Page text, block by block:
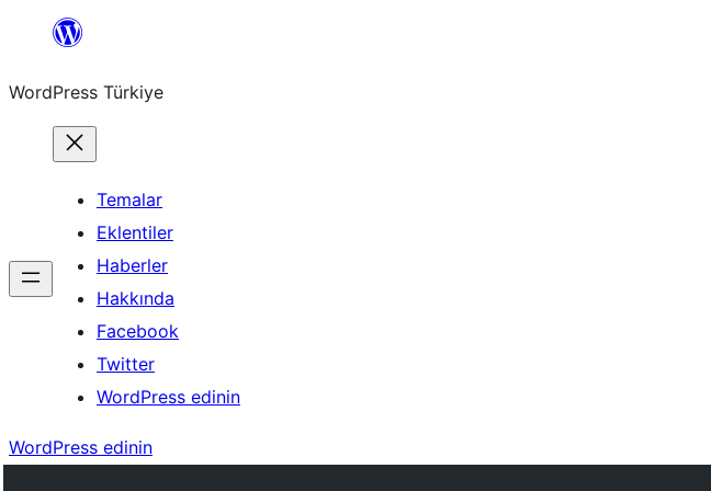
İçeriğe
WordPress Türkiye
Temalar
Eklentiler
Haberler
Hakkında
Facebook
Twitter
WordPress edinin
WordPress edinin